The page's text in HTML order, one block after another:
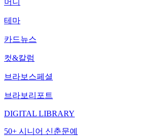
머니
테마
카드뉴스
컷&칼럼
브라보스페셜
브라보리포트
DIGITAL LIBRARY
50+ 시니어 신춘문예